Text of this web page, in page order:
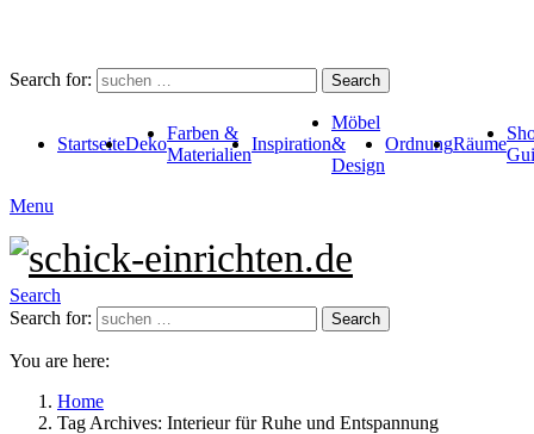
Search for: Search
StartseiteDeko
Farben &
Materialien
Inspiration
Möbel
&
Design
OrdnungRäume
Menu
Search
Search for:
Search
You are here:
Home
Tag Archives: Interieur für Ruhe und Entspannung